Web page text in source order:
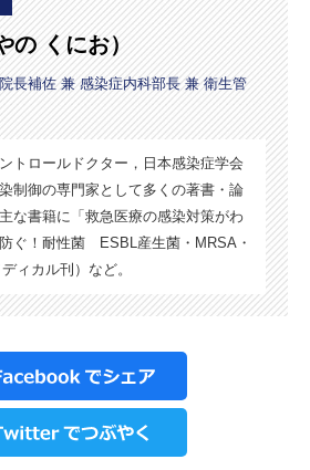
の くにお）
長補佐 兼 感染症内科部長 兼 衛生管
トロールドクター，日本感染症学会
制御の専門家として多くの著書・論
な書籍に「救急医療の感染対策がわ
ぐ！耐性菌 ESBL産生菌・MRSA・
ィカル刊）など。